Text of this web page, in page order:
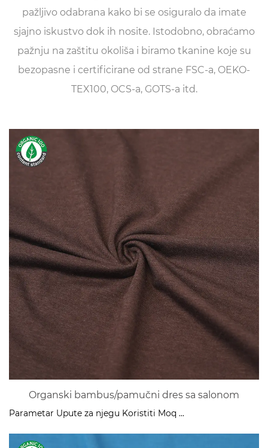
pažljivo odabrana kako bi se osiguralo da imate
sjajno iskustvo dok ih nosite. Istodobno, obraćamo
pažnju na zaštitu okoliša i biramo tkanine koje su
bezopasne i certificirane od strane FSC-a, OEKO-
TEX100, OCS-a, GOTS-a itd.
Organski bambus/pamučni dres sa salonom
Parametar Upute za njegu Koristiti Moq ...